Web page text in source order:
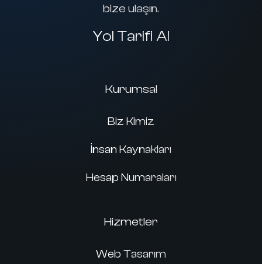
bize ulaşın.
Yol Tarifi Al
Kurumsal
Biz Kimiz
İnsan Kaynakları
Hesap Numaraları
Hizmetler
Web Tasarım